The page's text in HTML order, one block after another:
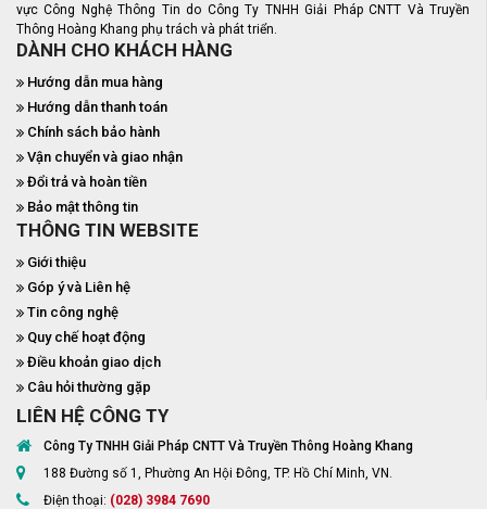
vực Công Nghệ Thông Tin do Công Ty TNHH Giải Pháp CNTT Và Truyền
Thông Hoàng Khang phụ trách và phát triển.
DÀNH CHO KHÁCH HÀNG
Hướng dẫn mua hàng
Hướng dẫn thanh toán
Chính sách bảo hành
Vận chuyển và giao nhận
Đổi trả và hoàn tiền
Bảo mật thông tin
THÔNG TIN WEBSITE
Giới thiệu
Góp ý và Liên hệ
Tin công nghệ
Quy chế hoạt động
Điều khoản giao dịch
Câu hỏi thường gặp
LIÊN HỆ CÔNG TY
Công Ty TNHH Giải Pháp CNTT Và Truyền Thông Hoàng Khang
188 Đường số 1, Phường An Hội Đông, TP. Hồ Chí Minh, VN.
Điện thoại: (028) 3984 7690